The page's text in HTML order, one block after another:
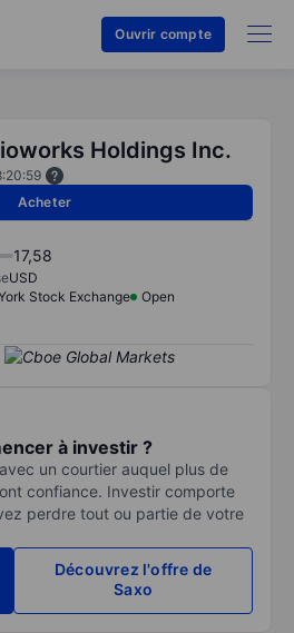
Ouvrir compte
Holdings Inc.
Acheter
17,58
USD
Stock Exchange
Open
à investir ?
un courtier auquel plus de
confiance. Investir comporte
perdre tout ou partie de votre
Découvrez l'offre de
Saxo